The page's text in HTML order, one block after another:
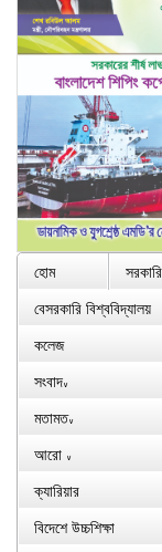
হোম
বেসরকারি বিশ্ববিদ্যালয়
কলেজ
সংবাদ∨
মতামত∨
আরো ∨
ক্যারিয়ার
বিদেশে উচ্চশিক্ষা